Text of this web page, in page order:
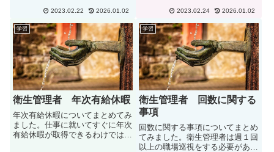
どないエネルギー代謝率の値は、
体格、性別などの個人差による影
響は少なく、同じ作業であれば、
ほぼ同じ値となる。多くの項目...
2023.02.22 2026.01.02
タシス）と呼びます。寒冷時には
体温の放熱をしないように体温調
節されます。皮膚の血管が収縮し
血液量が減少します。高温時に
は...
2023.02.24 2026.01.02
学習
衛生管理者 年次有給休暇
年次有給休暇についてまとめてみ
ました。仕事に就いてすぐに年次
有給休暇が取得できるわけではあ
学習
衛生管理者 回数に関する
事項
回数に関する事項についてまとめ
てみました。衛生管理者は週１回
以上の職場巡視をする必要があり